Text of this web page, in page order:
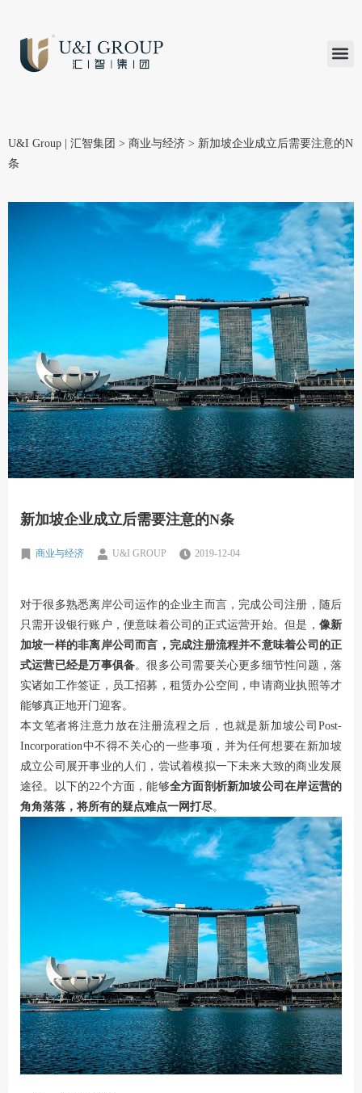
U&I Group | 汇智集团 > 商业与经济 > 新加坡企业成立后需要注意的N
条
新加坡企业成立后需要注意的N条
商业与经济 U&I GROUP 2019-12-04
对于很多熟悉离岸公司运作的企业主而言，完成公司注册，随后
只需开设银行账户，便意味着公司的正式运营开始。但是， 像新
加坡一样的非离岸公司而言，完成注册流程并不意味着公司的正
式运营已经是万事俱备。很多公司需要关心更多细节性问题，落
实诸如工作签证，员工招募，租赁办公空间，申请商业执照等才
能够真正地开门迎客。
本文笔者将注意力放在注册流程之后，也就是新加坡公司Post-
Incorporation中不得不关心的一些事项，并为任何想要在新加坡
成立公司展开事业的人们，尝试着模拟一下未来大致的商业发展
途径。以下的22个方面，能够全方面剖析新加坡公司在岸运营的
角角落落，将所有的疑点难点一网打尽。